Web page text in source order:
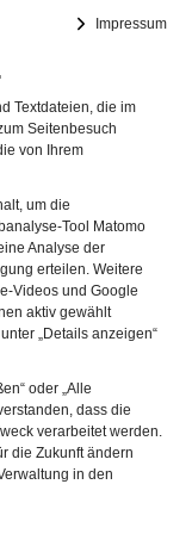
Impressum
Textdateien, die im
Seitenbesuch
von Ihrem
um die
Tool Matomo
Analyse der
erteilen. Weitere
Videos und Google
aktiv gewählt
„Details anzeigen“
oder „Alle
dass die
verarbeitet werden.
die Zukunft ändern
in den
am
um